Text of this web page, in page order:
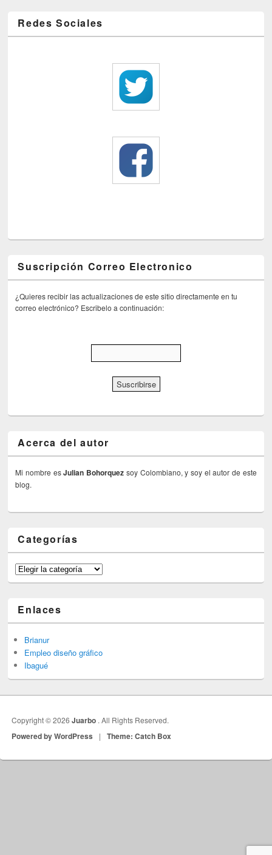
Redes Sociales
Suscripción Correo Electronico
¿Quieres recibir las actualizaciones de este sitio directamente en tu
correo electrónico? Escribelo a continuación:
Acerca del autor
Mi nombre esJulian Bohorquez soy Colombiano, y soy el autor de este
blog.
Categorías
Categorías
Enlaces
Brianur
Empleo diseño gráfico
Ibagué
Copyright © 2026Juarbo . All Rights Reserved.
Powered by WordPress | Theme: Catch Box